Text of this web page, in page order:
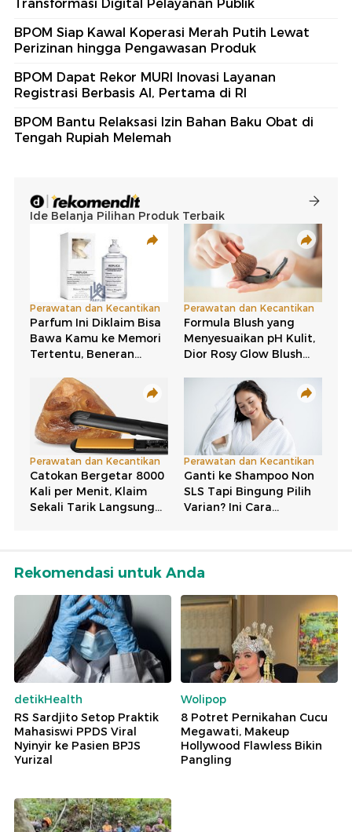
Transformasi Digital Pelayanan Publik
BPOM Siap Kawal Koperasi Merah Putih Lewat
Perizinan hingga Pengawasan Produk
BPOM Dapat Rekor MURI Inovasi Layanan
Registrasi Berbasis AI, Pertama di RI
BPOM Bantu Relaksasi Izin Bahan Baku Obat di
Tengah Rupiah Melemah
Rekomendasi untuk Anda
detikHealth
RS Sardjito Setop Praktik
Mahasiswi PPDS Viral
Nyinyir ke Pasien BPJS
Yurizal
Wolipop
8 Potret Pernikahan Cucu
Megawati, Makeup
Hollywood Flawless Bikin
Pangling